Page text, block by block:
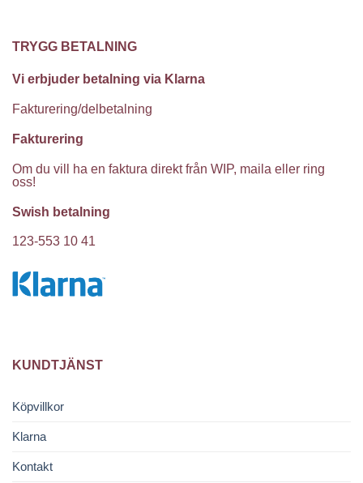
TRYGG BETALNING
Vi erbjuder betalning via Klarna
Fakturering/delbetalning
Fakturering
Om du vill ha en faktura direkt från WIP, maila eller ring
oss!
Swish betalning
123-553 10 41
KUNDTJÄNST
Köpvillkor
Klarna
Kontakt